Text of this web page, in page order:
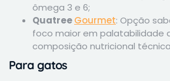
ômega 3 e 6;
QuatreeGourmet: Opção
foco maior em palatabilidade
composição nutricional
Para gatos